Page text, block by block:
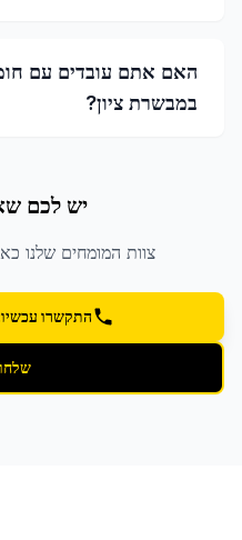
האם אתם עובדים עם
במבשרת ציון?
יש לכם
צוות המומחים שלנו
התקשרו עכשיו: 054-742-